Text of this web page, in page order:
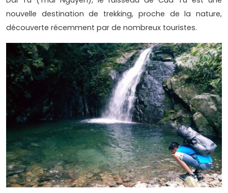
nouvelle destination de trekking, proche de la nature,
découverte récemment par de nombreux touristes.